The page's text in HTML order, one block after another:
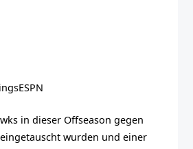
ESPN
in dieser Offseason gegen
wurden und einer